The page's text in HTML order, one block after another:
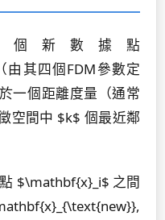
個新數據點
由其四個FDM參數定
一個距離度量（通常
空間中 $k$ 個最近鄰
$\mathbf{x}_i$ 之間